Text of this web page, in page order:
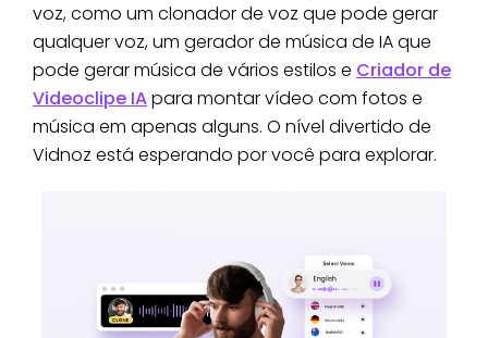
voz, como um clonador de voz que pode gerar
qualquer voz, um gerador de música de IA que
pode gerar música de vários estilos e Criador de
Videoclipe IApara montar vídeo com fotos e
música em apenas alguns. O nível divertido de
Vidnoz está esperando por você para explorar.